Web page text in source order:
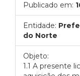
Publicado em:
Entidade:
do Norte
Objeto:
1.1 A presente